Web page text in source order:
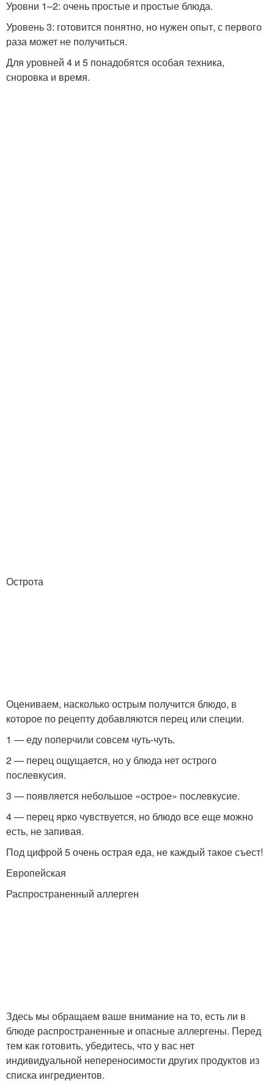
Уровни 1–2: очень простые и простые блюда.
Уровень 3: готовится понятно, но нужен опыт, с первого
раза может не получиться.
Для уровней 4 и 5 понадобятся особая техника,
сноровка и время.
Острота
Оцениваем, насколько острым получится блюдо, в
которое по рецепту добавляются перец или специи.
1 — еду поперчили совсем чуть-чуть.
2 — перец ощущается, но у блюда нет острого
послевкусия.
3 — появляется небольшое «острое» послевкусие.
4 — перец ярко чувствуется, но блюдо все еще можно
есть, не запивая.
Под цифрой 5 очень острая еда, не каждый такое съест!
Европейская
Распространенный аллерген
Здесь мы обращаем ваше внимание на то, есть ли в
блюде распространенные и опасные аллергены. Перед
тем как готовить, убедитесь, что у вас нет
индивидуальной непереносимости других продуктов из
списка ингредиентов.